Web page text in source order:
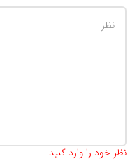
نظر خود را وارد کنید